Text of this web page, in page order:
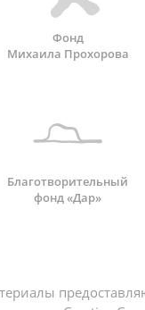
Фонд
Михаила Прохорова
Благотворительный
фонд «Дар»